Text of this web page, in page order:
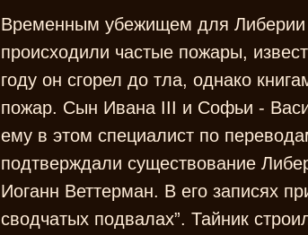
Временным убежищем для Либерии
происходили частые пожары,
году он сгорел до тла, однако
пожар. Сын Ивана III и Софьи -
ему в этом специалист по
подтверждали существование
Иоганн Веттерман. В его записях
сводчатых подвалах”. Тайник